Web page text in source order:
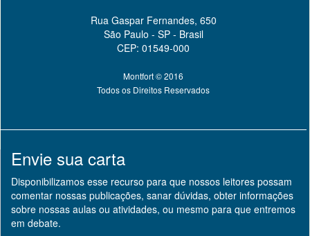
Rua Gaspar Fernandes, 650
São Paulo - SP - Brasil
CEP: 01549-000
Montfort © 2016
Todos os Direitos Reservados
Envie sua carta
Disponibilizamos esse recurso para que nossos leitores possam
comentar nossas publicações, sanar dúvidas, obter informações
sobre nossas aulas ou atividades, ou mesmo para que entremos
em debate.